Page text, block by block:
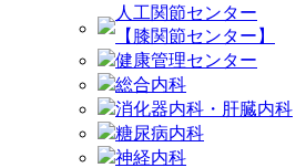
人工関節センター
【膝関節センター】
健康管理センター
総合内科
消化器内科・肝臓内科
糖尿病内科
神経内科